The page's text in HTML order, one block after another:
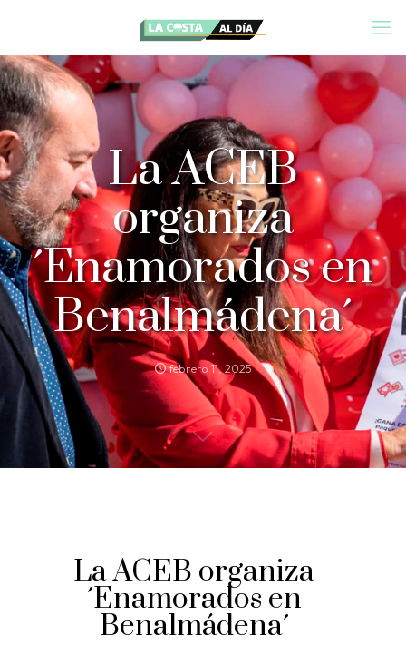
La ACEB
organiza
´Enamorados en
Benalmádena´
febrero 11, 2025
La ACEB organiza
´Enamorados en
Benalmádena´